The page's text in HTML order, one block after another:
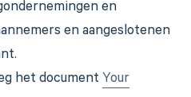
en
en aangeslotenen
het document Your